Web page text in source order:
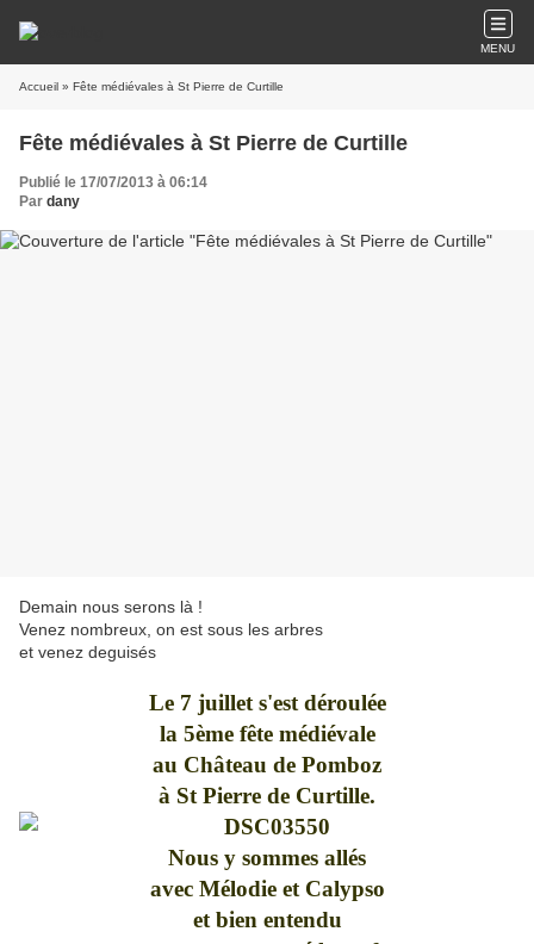
MENU
Accueil » Fête médiévales à St Pierre de Curtille
Fête médiévales à St Pierre de Curtille
Publié le 17/07/2013 à 06:14
Par dany
Demain nous serons là !
Venez nombreux, on est sous les arbres
et venez deguisés
Le 7 juillet s'est déroulée
la 5ème fête médiévale
au Château de Pomboz
à St Pierre de Curtille.
Nous y sommes allés
avec Mélodie et Calypso
et bien entendu